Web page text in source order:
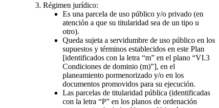
Régimen jurídico:
Es una parcela de uso público y/o privado (en
atención a que su titularidad sea de un tipo u
otro).
Queda sujeta a servidumbre de uso público en los
supuestos y términos establecidos en este Plan
[identificados con la letra “m” en el plano “VI.3
Condiciones de dominio (m)”], en el
planeamiento pormenorizado y/o en los
documentos promovidos para su ejecución.
Las parcelas de titularidad pública (identificadas
con la letra “P” en los planos de ordenación